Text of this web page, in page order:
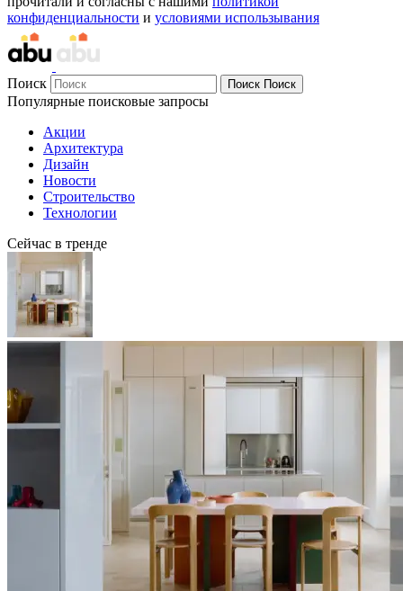
конфиденциальности и условиями использывания
Поиск Поиск Поиск
Популярные поисковые запросы
Акции
Архитектура
Дизайн
Новости
Строительство
Технологии
Сейчас в тренде